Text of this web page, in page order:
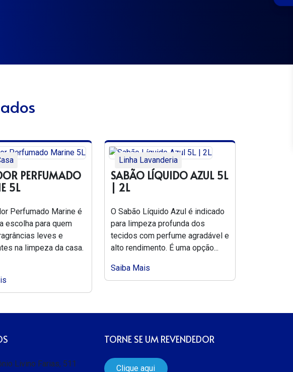
PERFUMADO
5L
Perfumado Marine é
escolha para quem
leves e
na limpeza da casa.
Linha Lavanderia
SABÃO LÍQUIDO AZUL 5L
| 2L
O Sabão Líquido Azul é indicado
para limpeza profunda dos
tecidos com perfume agradável e
alto rendimento. É uma opção...
Saiba Mais
Livino Farias, 511
TORNE SE UM REVENDEDOR
Clique aqui